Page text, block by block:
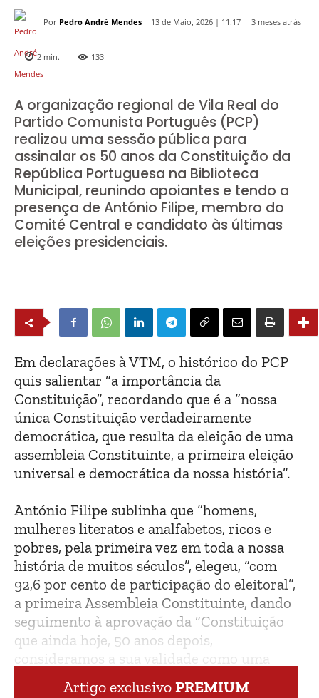
Por Pedro André Mendes 13 de Maio, 2026 | 11:17 3 meses atrás
2 min. 133
A organização regional de Vila Real do
Partido Comunista Português (PCP)
realizou uma sessão pública para
assinalar os 50 anos da Constituição da
República Portuguesa na Biblioteca
Municipal, reunindo apoiantes e tendo a
presença de António Filipe, membro do
Comité Central e candidato às últimas
eleições presidenciais.
Em declarações à VTM, o histórico do PCP
quis salientar “a importância da
Constituição”, recordando que é a “nossa
única Constituição verdadeiramente
democrática, que resulta da eleição de uma
assembleia Constituinte, a primeira eleição
universal e democrática da nossa história”.
António Filipe sublinha que “homens,
mulheres literatos e analfabetos, ricos e
pobres, pela primeira vez em toda a nossa
história de muitos séculos”, elegeu, “com
92,6 por cento de participação do eleitoral”,
a primeira Assembleia Constituinte, dando
seguimento à aprovação da “Constituição
que ainda hoje, 50 anos depois,
consideramos a sua validade como uma
grande referência”.
Artigo exclusivoPREMIUM